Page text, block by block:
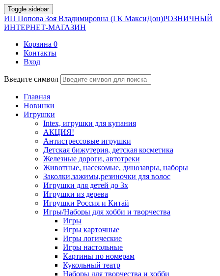
Toggle sidebar
ИП Попова Зоя Владимировна (ГК МаксиДон)РОЗНИЧНЫЙ
ИНТЕРНЕТ-МАГАЗИН
Корзина 0
Контакты
Вход
Введите символ
Главная
Новинки
Игрушки
Intex, игрушки для купания
АКЦИЯ!
Антистрессовые игрушки
Детская бижутерия, детская косметика
Железные дороги, автотреки
Животные, насекомые, динозавры, наборы
Заколки,зажимы,резиночки для волос
Игрушки для детей до 3х
Игрушки из дерева
Игрушки Россия и Китай
Игры/Наборы для хобби и творчества
Игры
Игры карточные
Игры логические
Игры настольные
Картины по номерам
Кукольный театр
Наборы для творчества и хобби